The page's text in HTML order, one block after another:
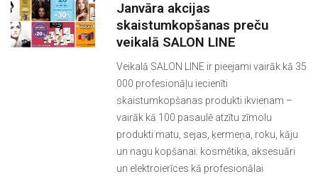
Janvāra akcijas
skaistumkopšanas preču
veikalā SALON LINE
Veikalā SALON LINE ir pieejami vairāk kā 35
000 profesionāļu iecienīti
skaistumkopšanas produkti ikvienam –
vairāk kā 100 pasaulē atzītu zīmolu
produkti matu, sejas, ķermeņa, roku, kāju
un nagu kopšanai: kosmētika, aksesuāri
un elektroierīces kā profesionālai